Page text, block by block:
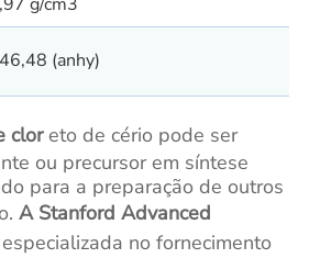
g/cm3
(anhy)
clor eto de cério pode ser
ou precursor em síntese
para a preparação de outros
A Stanford Advanced
no fornecimento